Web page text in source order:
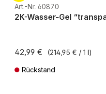
H0e
Art.-Nr. 60870
2K-Wasser-Gel
42,99 € (214,95 € / 1 l)
Rückstand